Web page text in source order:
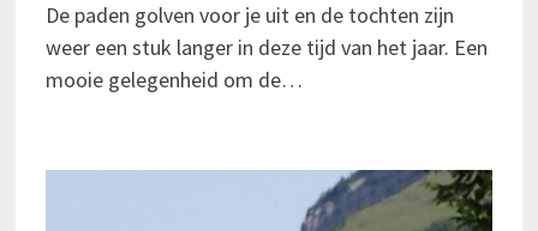
De paden golven voor je uit en de tochten zijn
weer een stuk langer in deze tijd van het jaar. Een
mooie gelegenheid om de…